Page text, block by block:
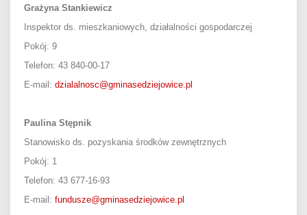
Grażyna Stankiewicz
Inspektor ds. mieszkaniowych, działalności gospodarczej
Pokój: 9
Telefon: 43 840-00-17
E-mail: dzialalnosc@gminasedziejowice.pl
Paulina Stępnik
Stanowisko ds. pozyskania środków zewnętrznych
Pokój: 1
Telefon: 43 677-16-93
E-mail: fundusze@gminasedziejowice.pl